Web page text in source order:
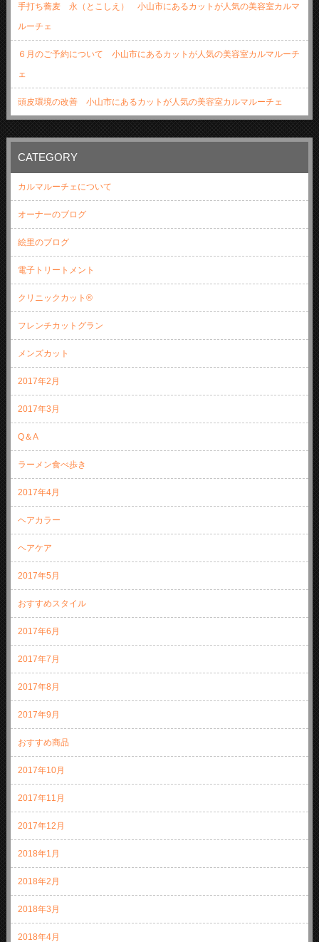
手打ち蕎麦 永（とこしえ） 小山市にあるカットが人気の美容室カルマ
ルーチェ
６月のご予約について 小山市にあるカットが人気の美容室カルマルーチ
ェ
頭皮環境の改善 小山市にあるカットが人気の美容室カルマルーチェ
CATEGORY
カルマルーチェについて
オーナーのブログ
絵里のブログ
電子トリートメント
クリニックカット®
フレンチカットグラン
メンズカット
2017年2月
2017年3月
Q＆A
ラーメン食べ歩き
2017年4月
ヘアカラー
ヘアケア
2017年5月
おすすめスタイル
2017年6月
2017年7月
2017年8月
2017年9月
おすすめ商品
2017年10月
2017年11月
2017年12月
2018年1月
2018年2月
2018年3月
2018年4月